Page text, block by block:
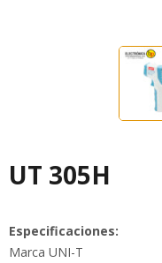
UT 305H
Especificaciones:
Marca UNI-T